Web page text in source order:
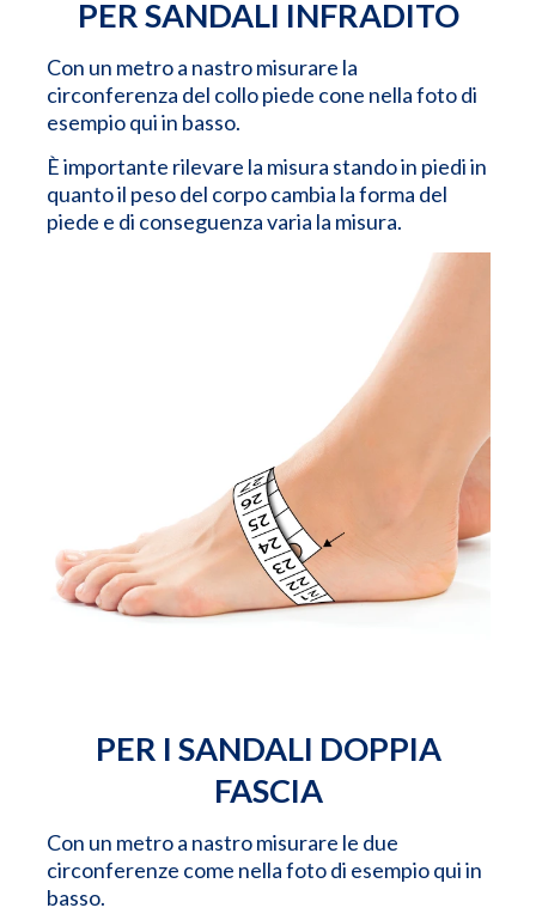
PER SANDALI INFRADITO
Con un metro a nastro misurare la
circonferenza del collo piede cone nella foto di
esempio qui in basso.
È importante rilevare la misura stando in piedi in
quanto il peso del corpo cambia la forma del
piede e di conseguenza varia la misura.
PER I SANDALI DOPPIA
FASCIA
Con un metro a nastro misurare le due
circonferenze come nella foto di esempio qui in
basso.